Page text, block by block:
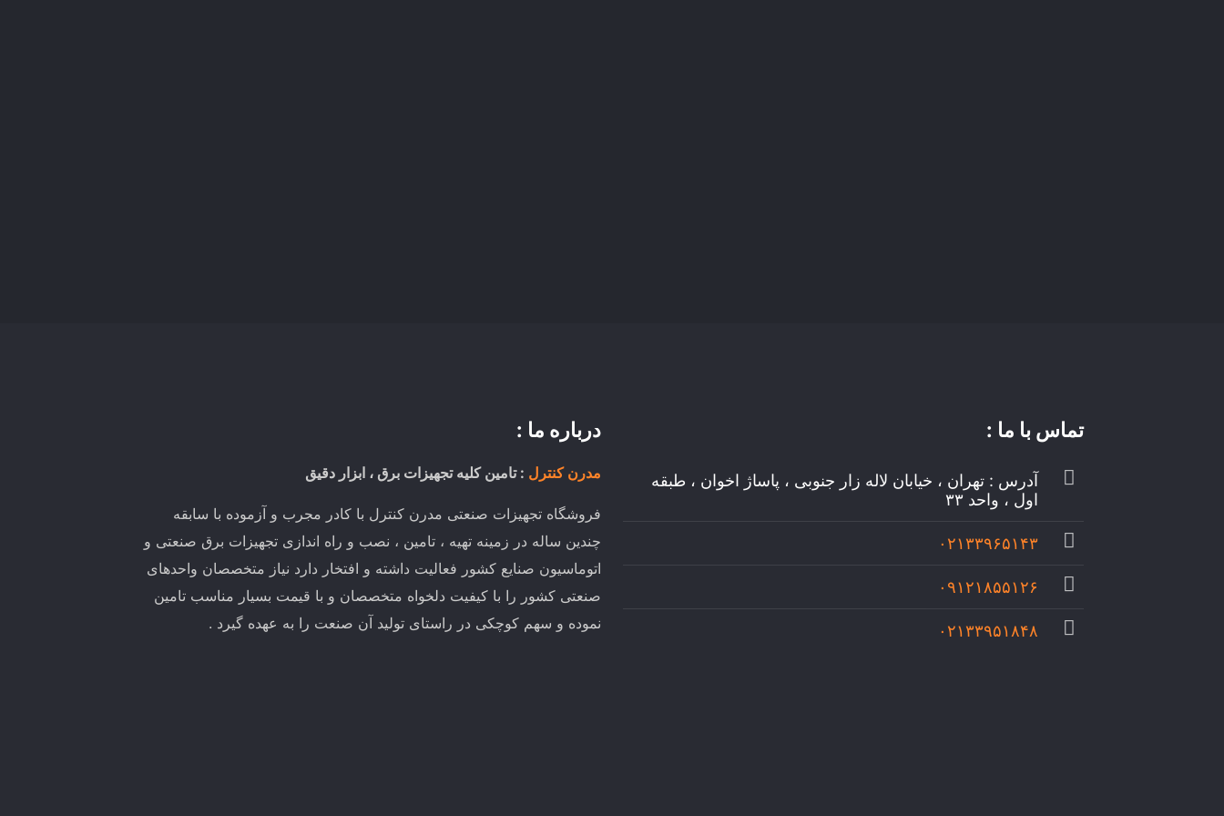
تماس با ما :
آدرس : تهران ، خیابان لاله زار جنوبی ، پاساژ اخوان ، طبقه
اول ، واحد ۳۳
۰۲۱۳۳۹۶۵۱۴۳
۰۹۱۲۱۸۵۵۱۲۶
۰۲۱۳۳۹۵۱۸۴۸
درباره ما :
مدرن کنترل : تامین کلیه تجهیزات برق ، ابزار دقیق
فروشگاه تجهیزات صنعتی مدرن کنترل با کادر مجرب و آزموده با سابقه
چندین ساله در زمینه تهیه ، تامین ، نصب و راه اندازی تجهیزات برق صنعتی و
اتوماسیون صنایع کشور فعالیت داشته و افتخار دارد نیاز متخصصان واحدهای
صنعتی کشور را با کیفیت دلخواه متخصصان و با قیمت بسیار مناسب تامین
نموده و سهم کوچکی در راستای تولید آن صنعت را به عهده گیرد .